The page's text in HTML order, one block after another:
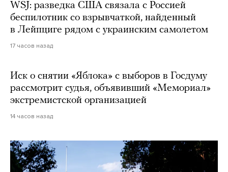
WSJ: разведка США связала с Россией
беспилотник со взрывчаткой, найденный
в Лейпциге рядом с украинским самолетом
17 часов назад
Иск о снятии «Яблока» с выборов в Госдуму
рассмотрит судья, объявивший «Мемориал»
экстремистской организацией
14 часов назад